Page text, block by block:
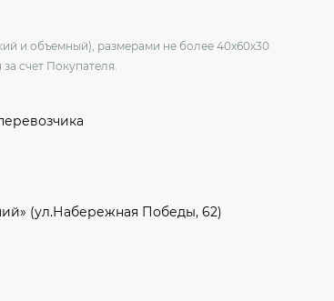
и объемный), размерами не более 40х60х30
счет Покупателя.
(ул.Набережная Победы, 62)